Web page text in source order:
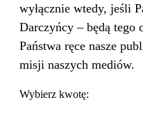
wyłącznie wtedy, jeśli
Darczyńcy – będą tego
Państwa ręce nasze
misji naszych mediów.
Wybierz kwotę: